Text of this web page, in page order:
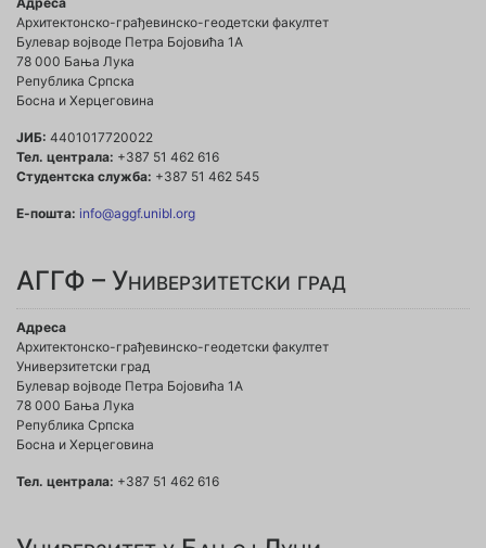
Архитектонско-грађевинско-геодетски факултет
Булевар војводе Петра Бојовића 1A
78 000 Бања Лука
Република Српска
Босна и Херцеговина
ЈИБ: 4401017720022
Тел. централа: +387 51 462 616
Студентска служба: +387 51 462 545
Е-пошта: info@aggf.unibl.org
АГГФ – Универзитетски град
Адреса
Архитектонско-грађевинско-геодетски факултет
Универзитетски град
Булевар војводе Петра Бојовића 1A
78 000 Бања Лука
Република Српска
Босна и Херцеговина
Тел. централа: +387 51 462 616